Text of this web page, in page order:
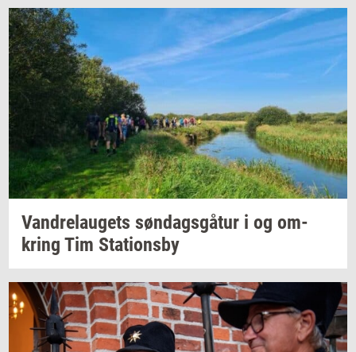
Van­d­re­lau­gets søn­dags­gå­tur i og om­
kring Tim Sta­tions­by